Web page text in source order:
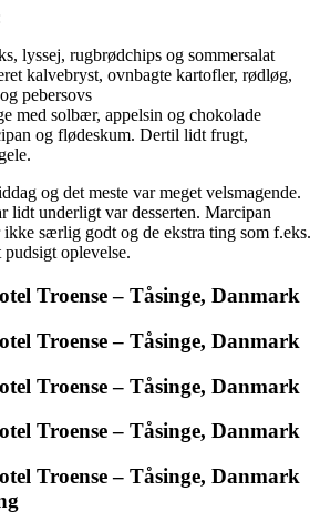
lyssej, rugbrødchips og sommersalat
kalvebryst, ovnbagte kartofler, rødløg,
pebersovs
med solbær, appelsin og chokolade
og flødeskum. Dertil lidt frugt,
og det meste var meget velsmagende.
lidt underligt var desserten. Marcipan
særlig godt og de ekstra ting som f.eks.
oplevelse.